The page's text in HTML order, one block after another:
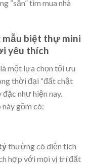
“săn” tìm mua nhà
biệt thự mini
yêu thích
một lựa chọn tối ưu
thời đại “đất chật
như hiện nay.
gồm có:
thường có diện tích
hợp với mọi vị trí đất